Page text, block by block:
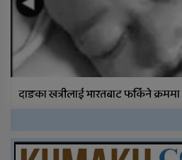
दाङका खत्रीलाई भारतबाट फर्किने